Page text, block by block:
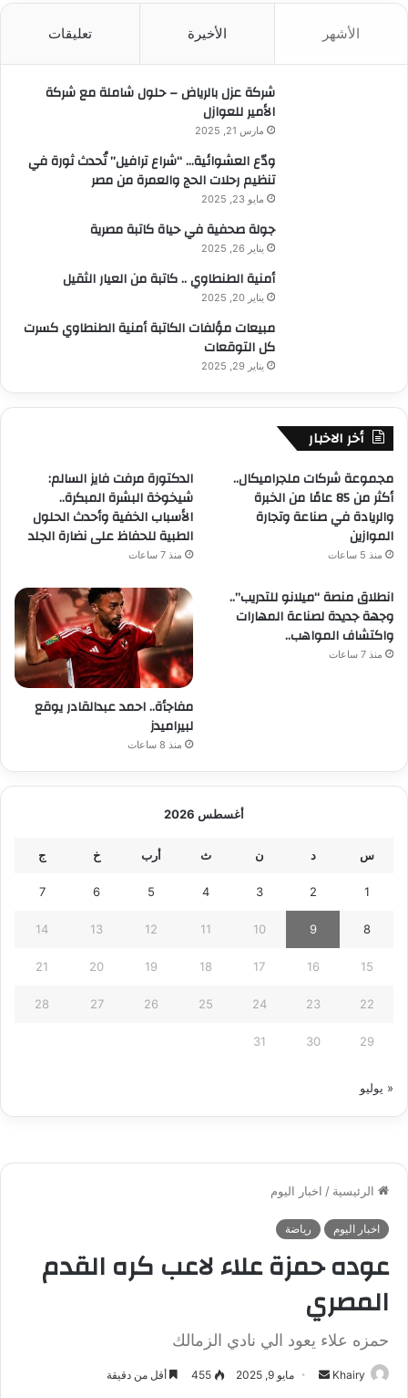
الأشهر الأخيرة تعليقات
شركة عزل بالرياض – حلول شاملة مع شركة
الأمير للعوازل
مارس 21, 2025
ودّع العشوائية… “شراع ترافيل” تُحدث ثورة في
تنظيم رحلات الحج والعمرة من مصر
مايو 23, 2025
جولة صحفية في حياة كاتبة مصرية
يناير 26, 2025
أمنية الطنطاوي .. كاتبة من العيار الثقيل
يناير 20, 2025
مبيعات مؤلفات الكاتبة أمنية الطنطاوي كسرت
كل التوقعات
يناير 29, 2025
أخر الاخبار
مجموعة شركات ملجراميكال..
أكثر من 85 عامًا من الخبرة
والريادة في صناعة وتجارة
الموازين
منذ 5 ساعات
الدكتورة مرفت فايز السالم:
شيخوخة البشرة المبكرة..
الأسباب الخفية وأحدث الحلول
الطبية للحفاظ على نضارة الجلد
منذ 7 ساعات
انطلاق منصة “ميلانو للتدريب”..
وجهة جديدة لصناعة المهارات
واكتشاف المواهب..
منذ 7 ساعات
مفاجأة.. احمد عبدالقادر يوقع
لبيراميدز
منذ 8 ساعات
أغسطس 2026
س د ن ث أرب خ ج
1
2
3
4
5
6
7
8
9
10
11
12
13
14
15
16
17
18
19
20
21
22
23
24
25
26
27
28
29
30
31
« يوليو